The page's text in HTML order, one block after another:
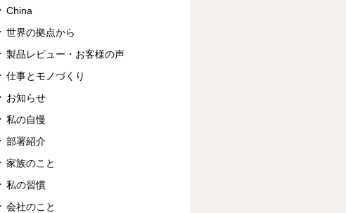
China
世界の拠点から
製品レビュー・お客様の声
仕事とモノづくり
お知らせ
私の自慢
部署紹介
家族のこと
私の習慣
会社のこと